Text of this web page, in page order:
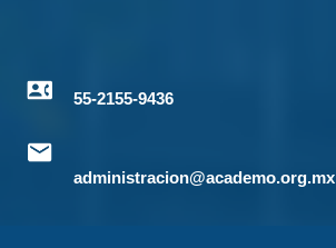
55-2155-9436
administracion@academo.org.mx